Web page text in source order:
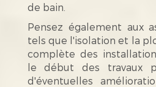
de bain.
Pensez également aux
tels que l'isolation et la
complète des
le début des travaux
d'éventuelles